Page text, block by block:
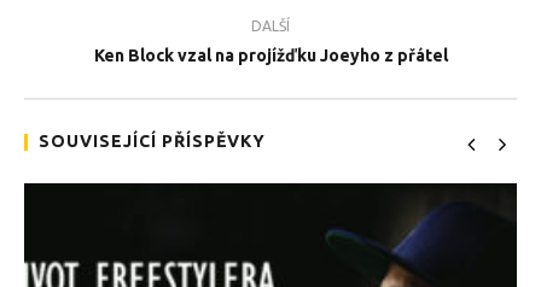
TEĎ PROHLÍŽENÉ
13.12.2016
DALŠÍ
Ken Block vzal na projížďku Joeyho z přátel
SOUVISEJÍCÍ PŘÍSPĚVKY